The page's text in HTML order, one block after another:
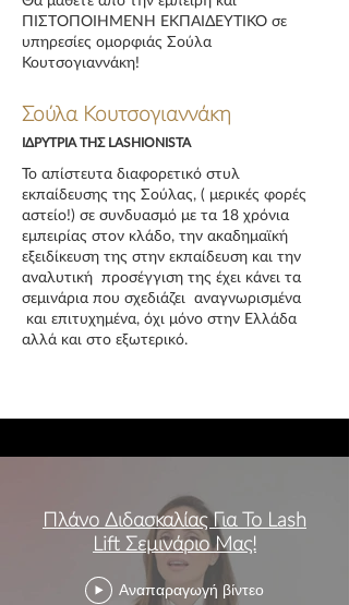
ΠΙΣΤΟΠΟΙΗΜΕΝΗ ΕΚΠΑΙΔΕΥΤΙΚΟ σε
υπηρεσίες ομορφιάς Σούλα
Κουτσογιαννάκη!
Σούλα Κουτσογιαννάκη
ΙΔΡΥΤΡΙΑ ΤΗΣ LASHIONISTA
Το απίστευτα διαφορετικό στυλ
εκπαίδευσης της Σούλας, ( μερικές φορές
αστείο!) σε συνδυασμό με τα 18 χρόνια
εμπειρίας στον κλάδο, την ακαδημαϊκή
εξειδίκευση της στην εκπαίδευση και την
αναλυτική προσέγγιση της έχει κάνει τα
σεμινάρια που σχεδιάζει αναγνωρισμένα
και επιτυχημένα, όχι μόνο στην Ελλάδα
αλλά και στο εξωτερικό.
Πλάνο Διδασκαλίας Για Το Lash
Lift Σεμινάριο Μας!
Αναπαραγωγή βίντεο